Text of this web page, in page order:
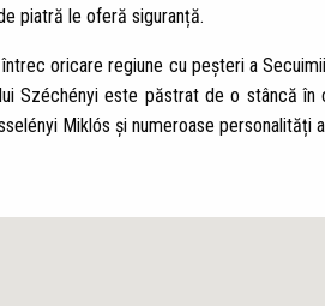
piatră le oferă siguranță.
întrec oricare regiune cu peșteri a
Széchényi este păstrat de o stâncă
Miklós și numeroase personalități